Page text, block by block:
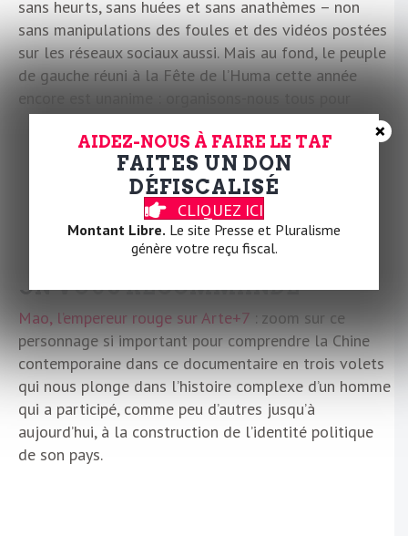
sans heurts, sans huées et sans anathèmes – non
sans manipulations des foules et des vidéos postées
sur les réseaux sociaux aussi. Mais au fond, le peuple
de gauche réuni à la Fête de l’Huma cette année
encore est unanime : organisons-nous tous pour
gagner – et pour y arriver, bah faut bosser.
ON VOUS RECOMMANDE
Mao, l’empereur rouge sur Arte+7 : zoom sur ce
personnage si important pour comprendre la Chine
contemporaine dans ce documentaire en trois volets
qui nous plonge dans l’histoire complexe d’un homme
qui a participé, comme peu d’autres jusqu’à
aujourd’hui, à la construction de l’identité politique
de son pays.
AIDEZ-NOUS À FAIRE LE TAF
FAITES UN DON
DÉFISCALISÉ
CLIQUEZ ICI
Montant Libre. Le site Presse et Pluralisme
génère votre reçu fiscal.
×